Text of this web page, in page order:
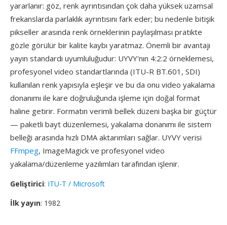
yararlanır: göz, renk ayrıntısından çok daha yüksek uzamsal
frekanslarda parlaklık ayrıntısını fark eder; bu nedenle bitişik
pikseller arasında renk örneklerinin paylaşılması pratikte
gözle görülür bir kalite kaybı yaratmaz. Önemli bir avantajı
yayın standardı uyumluluğudur: UYVY'nın 4:2:2 örneklemesi,
profesyonel video standartlarında (ITU-R BT.601, SDI)
kullanılan renk yapısıyla eşleşir ve bu da onu video yakalama
donanımı ile kare doğruluğunda işleme için doğal format
haline getirir. Formatın verimli bellek düzeni başka bir güçtür
— paketli bayt düzenlemesi, yakalama donanımı ile sistem
belleği arasında hızlı DMA aktarımları sağlar. UYVY verisi
FFmpeg, ImageMagick ve profesyonel video
yakalama/düzenleme yazılımları tarafından işlenir.
Geliştirici: ITU-T / Microsoft
İlk yayın: 1982